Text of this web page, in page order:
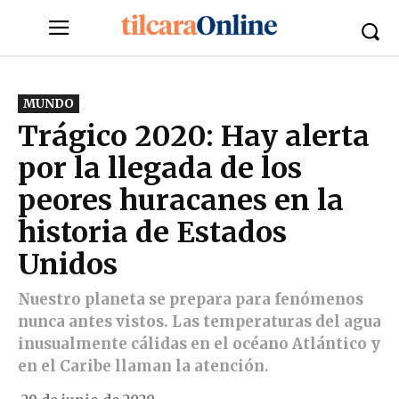
MUNDO
Trágico 2020: Hay alerta
por la llegada de los
peores huracanes en la
historia de Estados
Unidos
Nuestro planeta se prepara para fenómenos
nunca antes vistos. Las temperaturas del agua
inusualmente cálidas en el océano Atlántico y
en el Caribe llaman la atención.